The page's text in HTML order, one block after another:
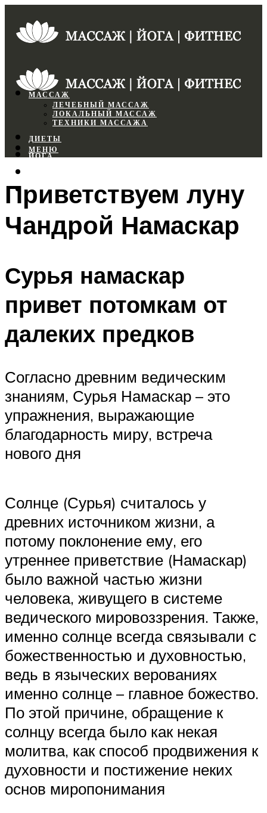
МАССАЖ
ЛЕЧЕБНЫЙ МАССАЖ
ЛОКАЛЬНЫЙ МАССАЖ
ТЕХНИКИ МАССАЖА
ДИЕТЫ
ЙОГА
ФИТНЕС
МЕНЮ
МЕНЮ
Приветствуем луну
Чандрой Намаскар
Сурья намаскар
привет потомкам от
далеких предков
Согласно древним ведическим
знаниям, Сурья Намаскар – это
упражнения, выражающие
благодарность миру, встреча
нового дня
Солнце (Сурья) считалось у
древних источником жизни, а
потому поклонение ему, его
утреннее приветствие (Намаскар)
было важной частью жизни
человека, живущего в системе
ведического мировоззрения. Также,
именно солнце всегда связывали с
божественностью и духовностью,
ведь в языческих верованиях
именно солнце – главное божество.
По этой причине, обращение к
солнцу всегда было как некая
молитва, как способ продвижения к
духовности и постижение неких
основ миропонимания